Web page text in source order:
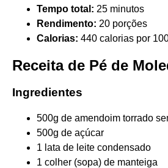
Tempo total: 25 minutos
Rendimento: 20 porções
Calorias: 440 calorias por
Receita de Pé de
Ingredientes
500g de amendoim torrado
500g de açúcar
1 lata de leite condensado
1 colher (sopa) de manteiga